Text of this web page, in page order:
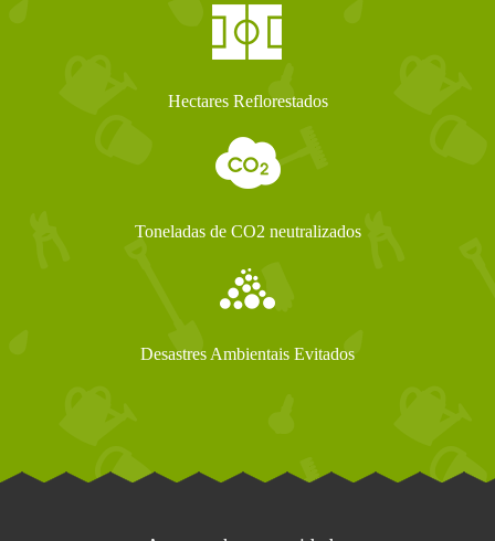
Hectares Reflorestados
Toneladas de CO2 neutralizados
Desastres Ambientais Evitados